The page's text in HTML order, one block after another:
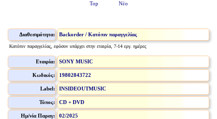
Top Νέο
Διαθεσιμότητα: Backorder / Κατόπιν παραγγελίας
Κατόπιν παραγγελίας, εφόσον υπάρχει στην εταιρία, 7-14 εργ. ημέρες
Εταιρία: SONY MUSIC
Κωδικός: 19802843722
Label: INSIDEOUTMUSIC
Τύπος: CD + DVD
Ημ/νία Παραγ: 02/2025